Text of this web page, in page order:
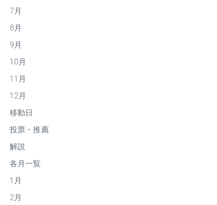
7月
8月
9月
10月
11月
12月
移動日
投票・推薦
解説
各月一覧
1月
2月